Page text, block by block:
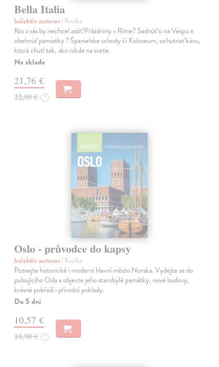
Bella Italia
kolektív autorov| Kniha
Kto z vás by nechcel zažiť Prázdniny v Ríme? Sadnúť si na Vespu a
obehnúť pamiatky ? Španielske schody či Koloseum, ochutnať kávu,
ktorá chutí tak, ako nikde na svete.
Na sklade
21,76 €
22,90 € ?
Oslo - průvodce do kapsy
kolektív autorov| Kniha
Poznejte historické i moderní hlavní město Norska. Vydejte se do
pulsujícího Osla a objevte jeho starobylé památky, nové budovy,
krásné pobřeží i přírodní poklady.
Do 5 dní
10,57 €
10,90 € ?